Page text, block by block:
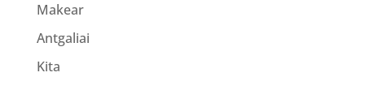
Makear
Antgaliai
Kita